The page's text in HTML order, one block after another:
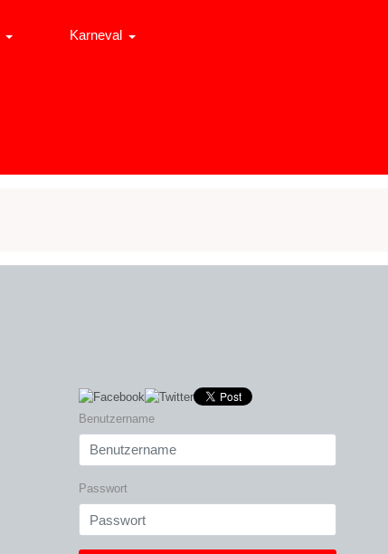
Karneval
Benutzername
Passwort